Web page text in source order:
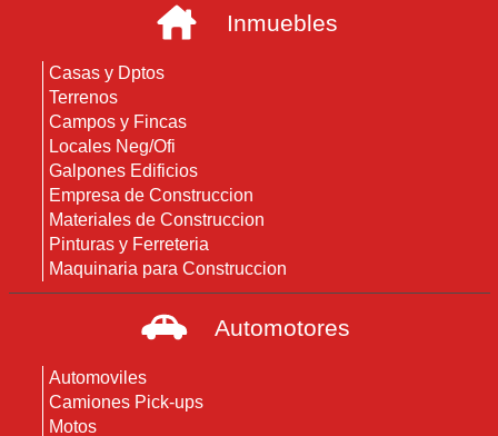
Inmuebles
Casas y Dptos
Terrenos
Campos y Fincas
Locales Neg/Ofi
Galpones Edificios
Empresa de Construccion
Materiales de Construccion
Pinturas y Ferreteria
Maquinaria para Construccion
Automotores
Automoviles
Camiones Pick-ups
Motos